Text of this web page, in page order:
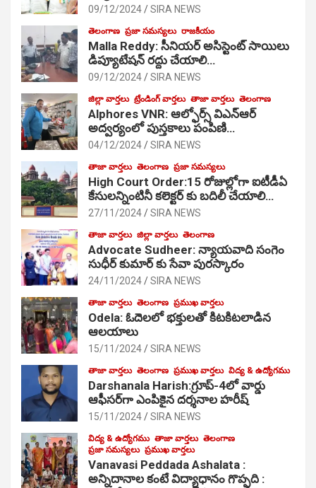
09/12/2024 SIRA NEWS
తెలంగాణ ప్రజా సమస్యలు రాజకీయం
Malla Reddy: సీనియర్ అసిస్టెంట్ సాయిలు
డిప్యూటేషన్ రద్దు చేయాలి…
09/12/2024 SIRA NEWS
జిల్లా వార్తలు ట్రేండింగ్ వార్తలు తాజా వార్తలు తెలంగాణ
Alphores VNR: ఆల్ఫోర్స్ విఎన్ఆర్
అద్వర్యంలో పుస్తకాలు పంపిణి…
04/12/2024 SIRA NEWS
తాజా వార్తలు తెలంగాణ ప్రజా సమస్యలు
High Court Order:15 రోజుల్లోగా ఐటీడీఏ
కేసులన్నింటినీ కలెక్టర్ కు బదిలీ చేయాలి…
27/11/2024 SIRA NEWS
తాజా వార్తలు జిల్లా వార్తలు తెలంగాణ
Advocate Sudheer: న్యాయవాది సంగెం
సుధీర్ కుమార్ కు సేవా పురస్కారం
24/11/2024 SIRA NEWS
తాజా వార్తలు తెలంగాణ ప్రముఖ వార్తలు
Odela: ఓదెల‌లో భక్తులతో కిటకిటలాడిన
ఆల‌యాలు
15/11/2024 SIRA NEWS
తాజా వార్తలు తెలంగాణ ప్రముఖ వార్తలు విద్య & ఉద్యోగము
Darshanala Harish:గ్రూప్-4లో వార్డు
ఆఫీసర్‌గా ఎంపికైన దర్శనాల హరీష్
15/11/2024 SIRA NEWS
విద్య & ఉద్యోగము తాజా వార్తలు తెలంగాణ
ప్రజా సమస్యలు ప్రముఖ వార్తలు
Vanavasi Peddada Ashalata :
అన్నిదానాల కంటే విద్యాధానం గొప్పది :